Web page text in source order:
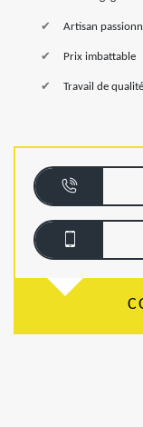
Artisan
Prix imbattable
Travail de qualité